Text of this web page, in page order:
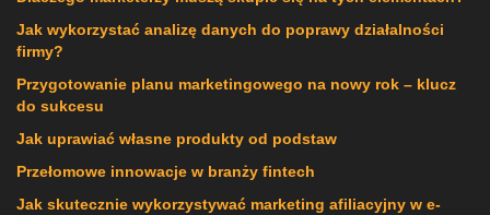
Jak wykorzystać analizę danych do poprawy działalności
firmy?
Przygotowanie planu marketingowego na nowy rok – klucz
do sukcesu
Jak uprawiać własne produkty od podstaw
Przełomowe innowacje w branży fintech
Jak skutecznie wykorzystywać marketing afiliacyjny w e-